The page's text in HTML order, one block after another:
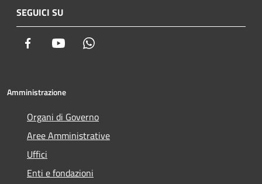
SEGUICI SU
Facebook Youtube
Amministrazione
Organi di Governo
Aree Amministrative
Uffici
Enti e fondazioni